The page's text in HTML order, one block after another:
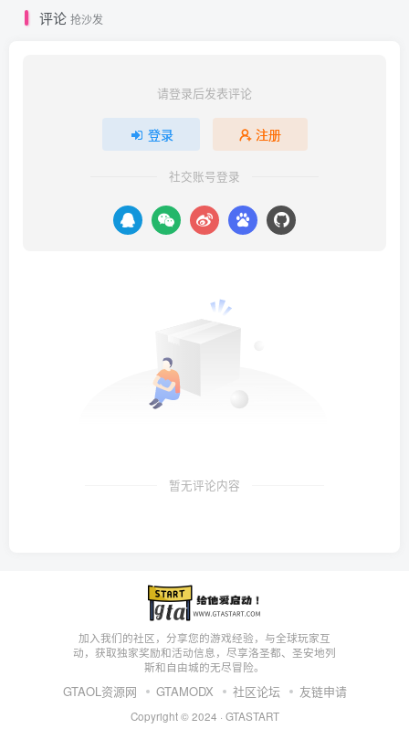
评论 抢沙发
请登录后发表评论
登录 注册
社交账号登录
暂无评论内容
加入我们的社区，分享您的游戏经验，与全球玩家互
动，获取独家奖励和活动信息，尽享洛圣都、圣安地列
斯和自由城的无尽冒险。
GTAOL资源网 GTAMODX 社区论坛 友链申请
Copyright © 2024 · GTASTART